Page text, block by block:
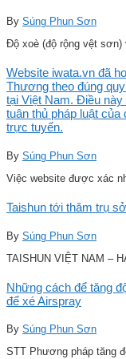
By Súng Phun Sơn
Độ xoè (độ rộng vệt sơn)
Website iwata.vn đã
Thương theo đúng
tại Việt Nam. Điều
tuân thủ pháp luật của
trực tuyến.
By Súng Phun Sơn
Việc website được xác
Taishun tới thăm trụ
By Súng Phun Sơn
TAISHUN VIỆT NAM –
Những cách để tăng
để xé Airspray
By Súng Phun Sơn
STT Phương pháp tăng